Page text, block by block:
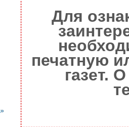
Для
печатную
газет.